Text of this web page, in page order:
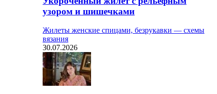
узором и шишечками
Жилеты женские спицами, безрукавки — схемы
вязания
30.07.2026